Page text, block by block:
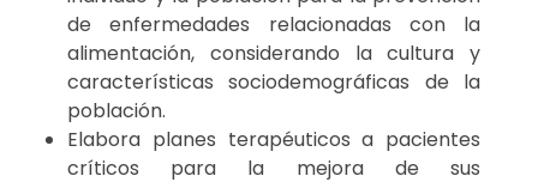
de enfermedades relacionadas con la
alimentación, considerando la cultura y
características sociodemográficas de la
población.
Elabora planes terapéuticos a pacientes
críticos para la mejora de sus